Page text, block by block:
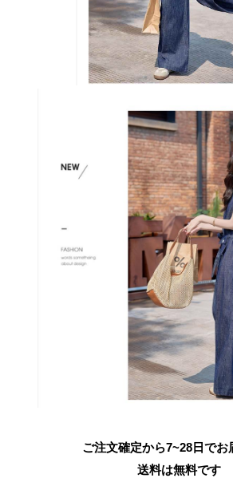
ご注文確定から7~28日でお
送料は無料です